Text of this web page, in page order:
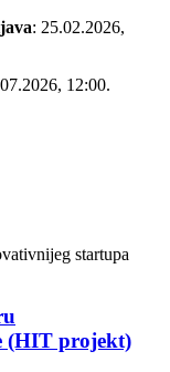
: 25.02.2026,
12:00.
(HIT projekt)